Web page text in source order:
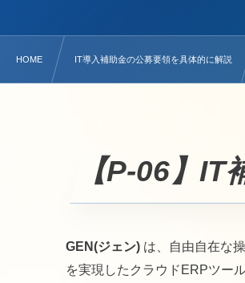
HOME IT導入補助金の公募要領を具体的に解説
【P-06】
GEN(ジェン) は、自由自在な
を実現したクラウドERPツール